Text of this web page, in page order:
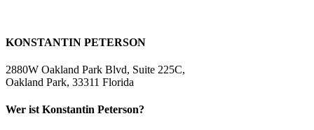
KONSTANTIN PETERSON
2880W Oakland Park Blvd, Suite 225C,
Oakland Park, 33311 Florida
Wer ist Konstantin Peterson?